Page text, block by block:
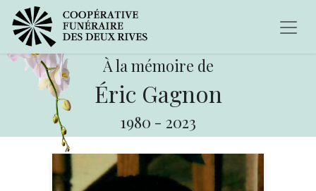
À la mémoire de
Éric Gagnon
1980 - 2023